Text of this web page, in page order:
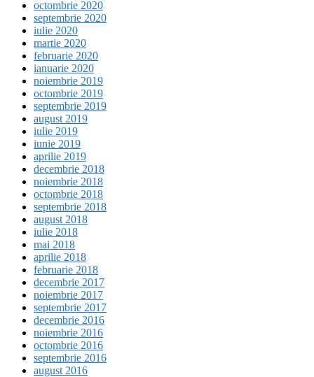
octombrie 2020
septembrie 2020
iulie 2020
martie 2020
februarie 2020
ianuarie 2020
noiembrie 2019
octombrie 2019
septembrie 2019
august 2019
iulie 2019
iunie 2019
aprilie 2019
decembrie 2018
noiembrie 2018
octombrie 2018
septembrie 2018
august 2018
iulie 2018
mai 2018
aprilie 2018
februarie 2018
decembrie 2017
noiembrie 2017
septembrie 2017
decembrie 2016
noiembrie 2016
octombrie 2016
septembrie 2016
august 2016